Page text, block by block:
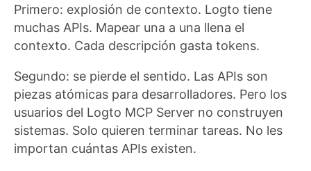
Primero: explosión de contexto. Logto tiene
muchas APIs. Mapear una a una llena el
contexto. Cada descripción gasta tokens.
Segundo: se pierde el sentido. Las APIs son
piezas atómicas para desarrolladores. Pero los
usuarios del Logto MCP Server no construyen
sistemas. Solo quieren terminar tareas. No les
importan cuántas APIs existen.